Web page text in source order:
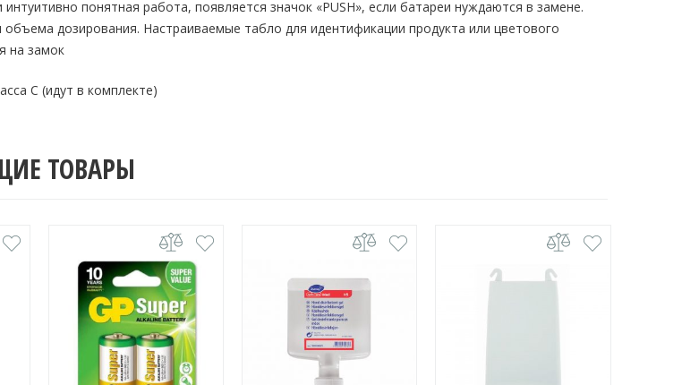
интуитивно понятная работа, появляется значок «PUSH», если батареи нуждаются в замене.
дозирования. Настраиваемые табло для идентификации продукта или цветового
на замок
С (идут в комплекте)
ТОВАРЫ